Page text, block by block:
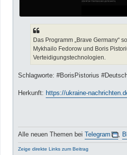
Das Programm „Brave Germany“
Mykhailo Fedorow und Boris
Verteidigungstechnologien.
Schlagworte: #BorisPistorius
Herkunft: https://ukraine-
Alle neuen Themen bei Telegram
Zeige direkte Links zum Beitrag